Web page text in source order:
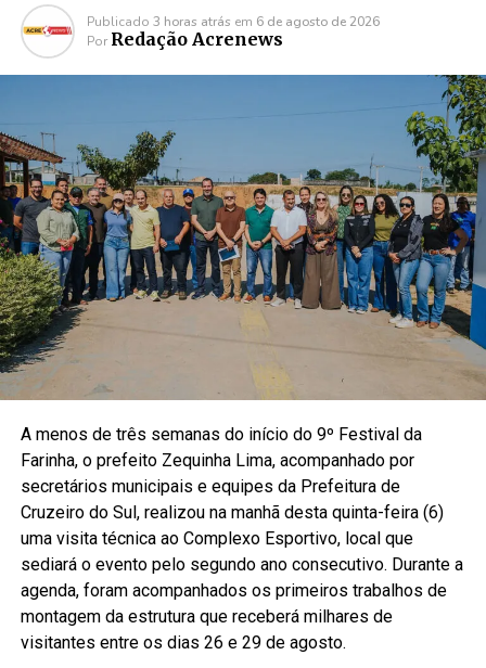
Publicado 3 horas atrás em 6 de agosto de 2026
Por Redação Acrenews
A menos de três semanas do início do 9º Festival da
Farinha, o prefeito Zequinha Lima, acompanhado por
secretários municipais e equipes da Prefeitura de
Cruzeiro do Sul, realizou na manhã desta quinta-feira (6)
uma visita técnica ao Complexo Esportivo, local que
sediará o evento pelo segundo ano consecutivo. Durante a
agenda, foram acompanhados os primeiros trabalhos de
montagem da estrutura que receberá milhares de
visitantes entre os dias 26 e 29 de agosto.